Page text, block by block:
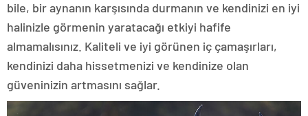
bile, bir aynanın karşısında durmanın ve kendinizi en iyi
halinizle görmenin yaratacağı etkiyi hafife
almamalısınız. Kaliteli ve iyi görünen iç çamaşırları,
kendinizi daha hissetmenizi ve kendinize olan
güveninizin artmasını sağlar.